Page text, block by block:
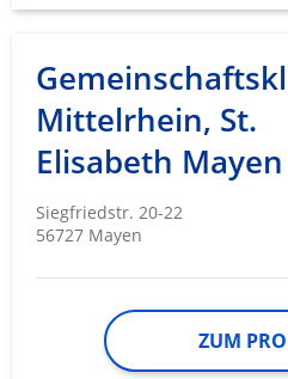
Mittelrhein, St.
Elisabeth Mayen
Siegfriedstr. 20-22
56727 Mayen
ZUM